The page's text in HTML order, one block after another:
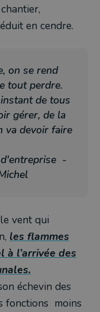
en cendre.
on se rend
tout perdre.
de tous
gérer, de la
va devoir faire
-
vent qui
les flammes
à l’arrivée des
échevin des
fonctions moins